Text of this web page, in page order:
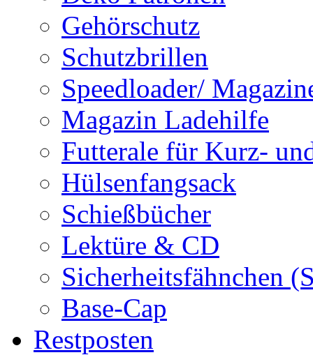
Gehörschutz
Schutzbrillen
Speedloader/
Magazin Ladehilfe
Futterale für Kurz-
Hülsenfangsack
Schießbücher
Lektüre & CD
Sicherheitsfähnchen
Base-Cap
Restposten